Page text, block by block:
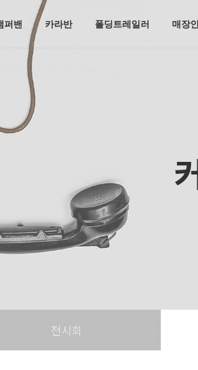
퍼밴 카라반 폴딩트레일러 매장
전시회